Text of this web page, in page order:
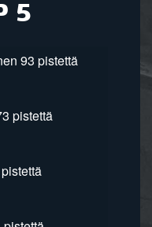
5
93 pistettä
pistettä